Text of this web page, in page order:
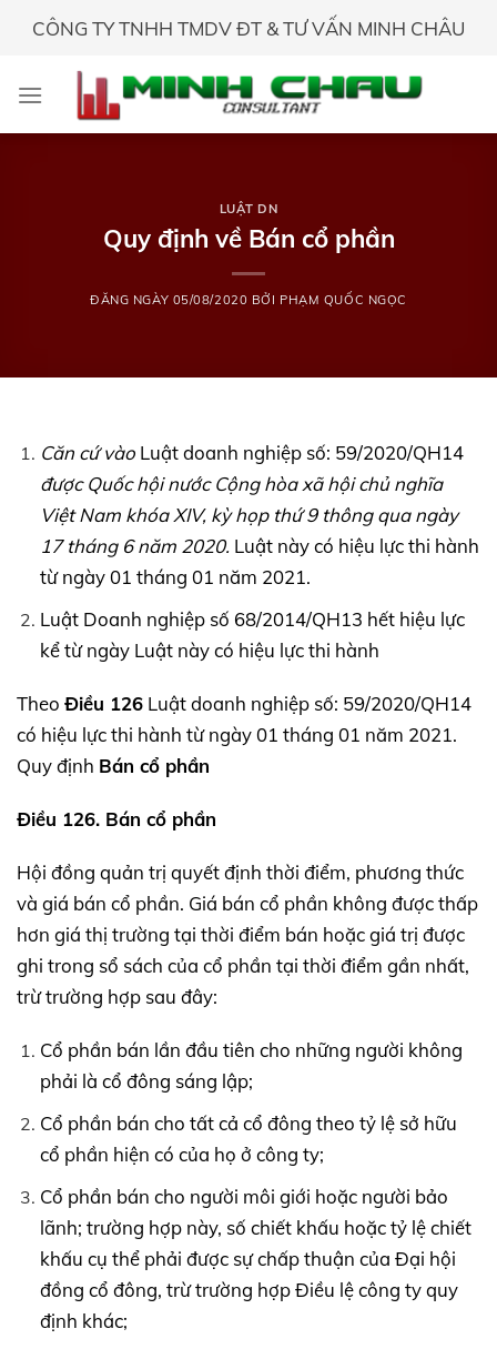
CÔNG TY TNHH TMDV ĐT & TƯ VẤN MINH CHÂU
LUẬT DN
Quy định về Bán cổ phần
ĐĂNG NGÀY 05/08/2020 BỞI PHẠM QUỐC NGỌC
Căn cứ vào Luật doanh nghiệp số: 59/2020/QH14
được Quốc hội nước Cộng hòa xã hội chủ nghĩa
Việt Nam khóaXIV, kỳ họp thứ 9 thông qua ngày
17 tháng 6 năm 2020.Luật này có hiệu lực thi hành
từ ngày 01 tháng 01 năm 2021.
Luật Doanh nghiệp số 68/2014/QH13 hết hiệu lực
kể từ ngày Luật này có hiệu lực thi hành
Theo Điều 126 Luật doanh nghiệp số: 59/2020/QH14
có hiệu lực thi hành từ ngày 01 tháng 01 năm 2021.
Quy định Bán cổ phần
Điều 126. Bán cổ phần
Hội đồng quản trị quyết định thời điểm, phương thức
và giá bán cổ phần. Giá bán cổ phần không được thấp
hơn giá thị trường tại thời điểm bán hoặc giá trị được
ghi trong sổ sách của cổ phần tại thời điểm gần nhất,
trừ trường hợp sau đây:
Cổ phần bán lần đầu tiên cho những người không
phải là cổ đông sáng lập;
Cổ phần bán cho tất cả cổ đông theo tỷ lệ sở hữu
cổ phần hiện có của họ ở công ty;
Cổ phần bán cho người môi giới hoặc người bảo
lãnh; trường hợp này, số chiết khấu hoặc tỷ lệ chiết
khấu cụ thể phải được sự chấp thuận của Đại hội
đồng cổ đông, trừ trường hợp Điều lệ công ty quy
định khác;